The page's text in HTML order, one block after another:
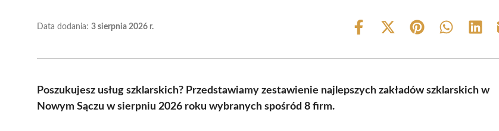
Data dodania: 3 sierpnia 2026 r.
Share
Share
(Twitter)
Share Share Share
Poszukujesz usług szklarskich? Przedstawiamy zestawienie najlepszych zakładów szklarskich w
Nowym Sączu w sierpniu 2026 roku wybranych spośród 8 firm.